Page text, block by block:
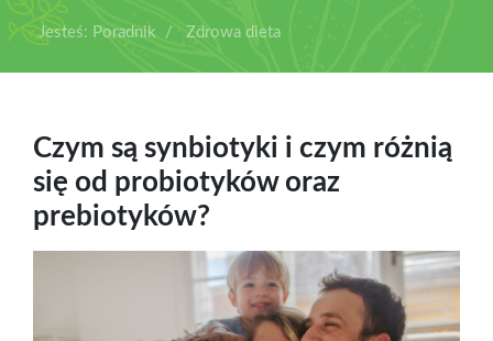
Jesteś: Poradnik Zdrowa dieta
Czym są synbiotyki i czym różnią
się od probiotyków oraz
prebiotyków?